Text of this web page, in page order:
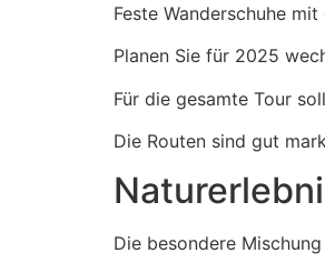
Feste Wanderschuhe
Planen Sie für 2025
Für die gesamte Tour
Die Routen sind gut
Die besondere